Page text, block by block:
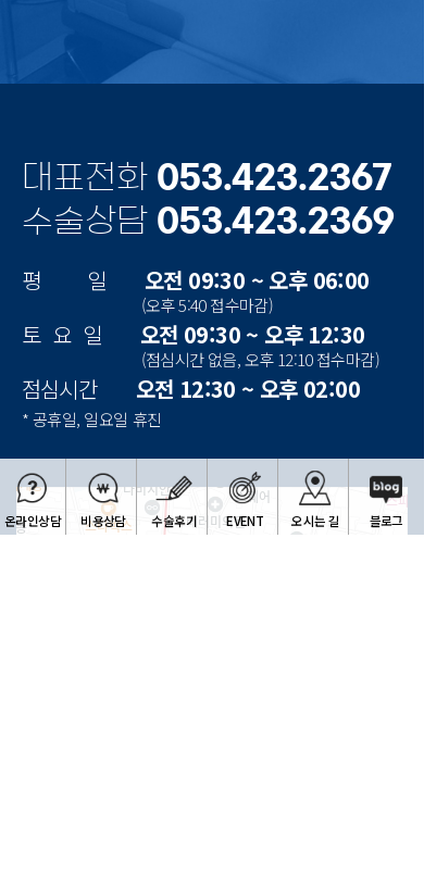
대표전화 053.423.2367
수술상담 053.423.2369
평 일 오전 09:30 ~ 오후 06:00
(오후 5:40 접수마감)
토 요 일 오전 09:30 ~ 오후 12:30
(점심시간 없음, 오후 12:10 접수마감)
점심시간 오전 12:30 ~ 오후 02:00
* 공휴일, 일요일 휴진
온라인상담 비용상담 수술후기 EVENT 오시는 길 블로그